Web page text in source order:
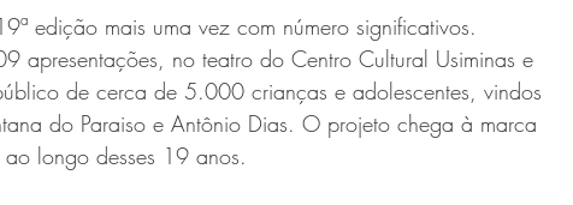
edição mais uma vez com número significativos.
apresentações, no teatro do Centro Cultural Usiminas e
de cerca de 5.000 crianças e adolescentes, vindos
do Paraiso e Antônio Dias. O projeto chega à marca
longo desses 19 anos.